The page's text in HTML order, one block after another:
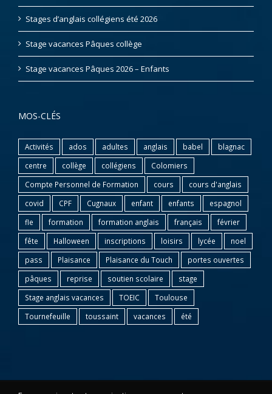
Stages d’anglais collégiens été 2026
Stage vacances Pâques collège
Stage vacances Pâques 2026 – Enfants
MOS-CLÉS
Activités ados adultes anglais babel
blagnac
centre
collège collégiens
Colomiers
Compte Personnel de Formation
cours
cours d'anglais
covid
CPF Cugnaux enfant enfants
espagnol
fle
formation formation anglais français
février
fête
Halloween inscriptions loisirs lycée
noel
pass
Plaisance Plaisance du Touch
portes ouvertes
pâques
reprise soutien scolaire
stage
Stage anglais vacances
TOEIC
Toulouse
Tournefeuille
toussaint vacances été